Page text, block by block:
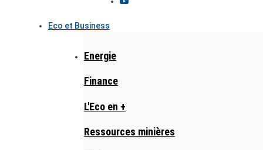
Eco et Business
Energie
Finance
L'Eco en +
Ressources minières